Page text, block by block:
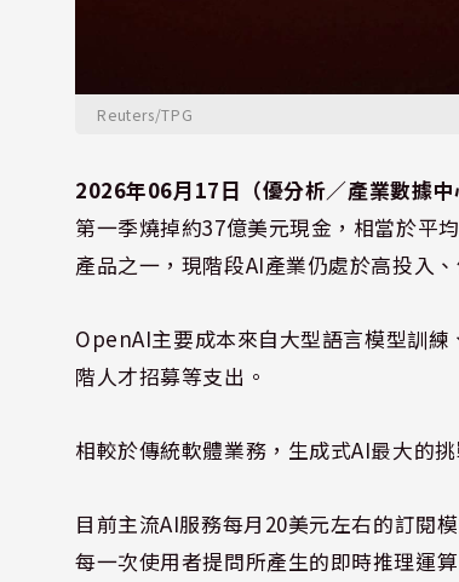
Reuters/TPG
2026年06月17日（優分析／產業數據中
第一季燒掉約37億美元現金，相當於平
產品之一，現階段AI產業仍處於高投入
OpenAI主要成本來自大型語言模型訓
階人才招募等支出。
相較於傳統軟體業務，生成式AI最大的
目前主流AI服務每月20美元左右的訂閱
每一次使用者提問所產生的即時推理運